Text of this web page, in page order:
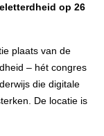
op 26
plaats van de
– hét congres
die digitale
De locatie is